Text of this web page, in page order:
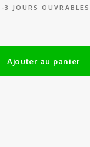
JOURS OUVRABLES.
Ajouter au panier